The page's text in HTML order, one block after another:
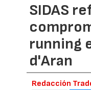
SIDAS
running
d'Aran
Redacción